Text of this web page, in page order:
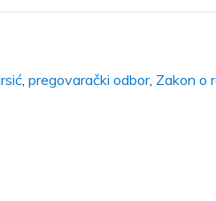
, pregovarački odbor, Zakon o